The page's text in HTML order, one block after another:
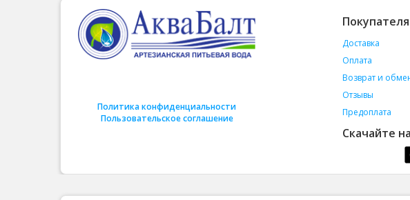
Политика конфиденциальности
Пользовательское соглашение
Доставка
Оплата
Возврат и
Отзывы
Предоплата
Скачайте